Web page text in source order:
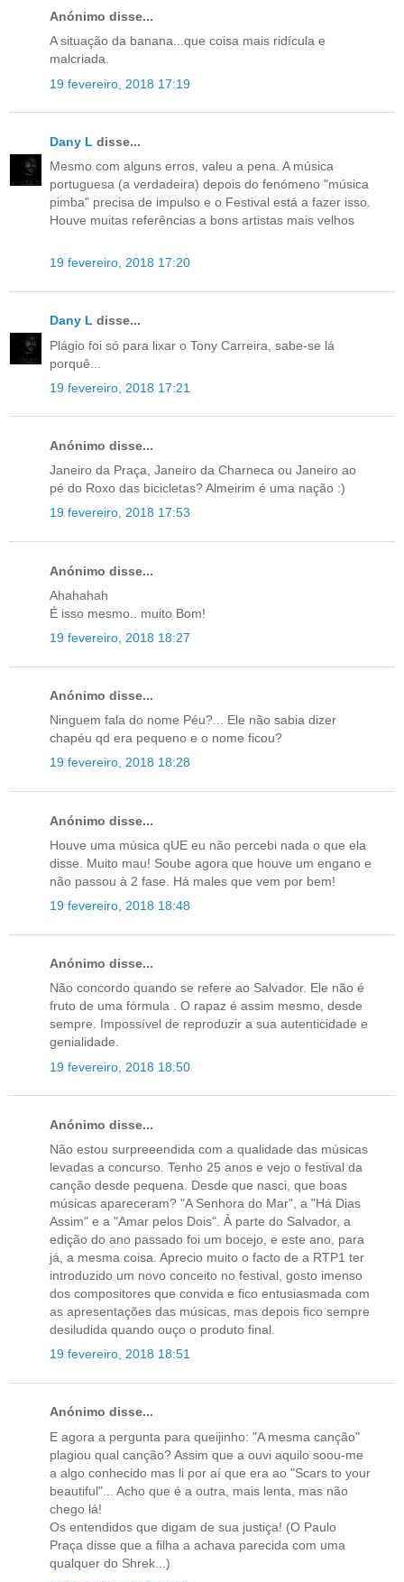
Anónimo disse...
A situação da banana...que coisa mais ridícula e
malcriada.
19 fevereiro, 2018 17:19
Dany L disse...
Mesmo com alguns erros, valeu a pena. A música
portuguesa (a verdadeira) depois do fenómeno "música
pimba" precisa de impulso e o Festival está a fazer isso.
Houve muitas referências a bons artistas mais velhos
19 fevereiro, 2018 17:20
Dany L disse...
Plágio foi só para lixar o Tony Carreira, sabe-se lá
porquê...
19 fevereiro, 2018 17:21
Anónimo disse...
Janeiro da Praça, Janeiro da Charneca ou Janeiro ao
pé do Roxo das bicicletas? Almeirim é uma nação :)
19 fevereiro, 2018 17:53
Anónimo disse...
Ahahahah
É isso mesmo.. muito Bom!
19 fevereiro, 2018 18:27
Anónimo disse...
Ninguem fala do nome Péu?... Ele não sabia dizer
chapéu qd era pequeno e o nome ficou?
19 fevereiro, 2018 18:28
Anónimo disse...
Houve uma música qUE eu não percebi nada o que ela
disse. Muito mau! Soube agora que houve um engano e
não passou à 2 fase. Há males que vem por bem!
19 fevereiro, 2018 18:48
Anónimo disse...
Não concordo quando se refere ao Salvador. Ele não é
fruto de uma fórmula . O rapaz é assim mesmo, desde
sempre. Impossível de reproduzir a sua autenticidade e
genialidade.
19 fevereiro, 2018 18:50
Anónimo disse...
Não estou surpreeendida com a qualidade das músicas
levadas a concurso. Tenho 25 anos e vejo o festival da
canção desde pequena. Desde que nasci, que boas
músicas apareceram? "A Senhora do Mar", a "Há Dias
Assim" e a "Amar pelos Dois". À parte do Salvador, a
edição do ano passado foi um bocejo, e este ano, para
já, a mesma coisa. Aprecio muito o facto de a RTP1 ter
introduzido um novo conceito no festival, gosto imenso
dos compositores que convida e fico entusiasmada com
as apresentações das músicas, mas depois fico sempre
desiludida quando ouço o produto final.
19 fevereiro, 2018 18:51
Anónimo disse...
E agora a pergunta para queijinho: "A mesma canção"
plagiou qual canção? Assim que a ouvi aquilo soou-me
a algo conhecido mas li por aí que era ao "Scars to your
beautiful"... Acho que é a outra, mais lenta, mas não
chego lá!
Os entendidos que digam de sua justiça! (O Paulo
Praça disse que a filha a achava parecida com uma
qualquer do Shrek...)